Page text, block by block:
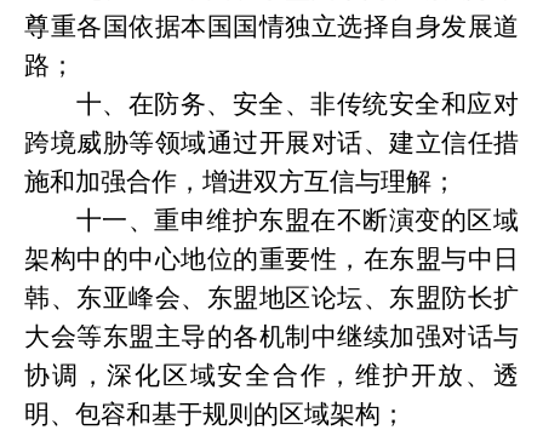
尊重各国依据本国国情独立选择自身发展道
路；
十、在防务、安全、非传统安全和应对
跨境威胁等领域通过开展对话、建立信任措
施和加强合作，增进双方互信与理解；
十一、重申维护东盟在不断演变的区域
架构中的中心地位的重要性，在东盟与中日
韩、东亚峰会、东盟地区论坛、东盟防长扩
大会等东盟主导的各机制中继续加强对话与
协调，深化区域安全合作，维护开放、透
明、包容和基于规则的区域架构；